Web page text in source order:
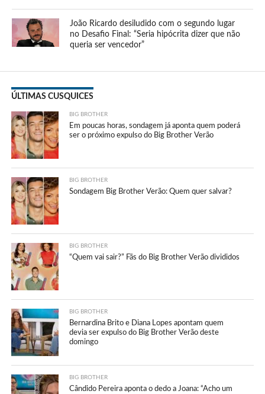
João Ricardo desiludido com o segundo lugar
no Desafio Final: “Seria hipócrita dizer que não
queria ser vencedor”
ÚLTIMAS CUSQUICES
BIG BROTHER
Em poucas horas, sondagem já aponta quem poderá
ser o próximo expulso do Big Brother Verão
BIG BROTHER
Sondagem Big Brother Verão: Quem quer salvar?
BIG BROTHER
“Quem vai sair?” Fãs do Big Brother Verão divididos
BIG BROTHER
Bernardina Brito e Diana Lopes apontam quem
devia ser expulso do Big Brother Verão deste
domingo
BIG BROTHER
Cândido Pereira aponta o dedo a Joana: “Acho um